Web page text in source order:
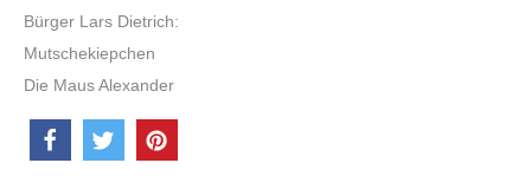
Bürger Lars Dietrich:
Mutschekiepchen
Die Maus Alexander